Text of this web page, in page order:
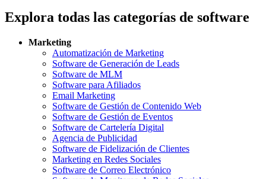
Explora todas las categorías de software
Marketing
Automatización de Marketing
Software de Generación de Leads
Software de MLM
Software para Afiliados
Email Marketing
Software de Gestión de Contenido Web
Software de Gestión de Eventos
Software de Cartelería Digital
Agencia de Publicidad
Software de Fidelización de Clientes
Marketing en Redes Sociales
Software de Correo Electrónico